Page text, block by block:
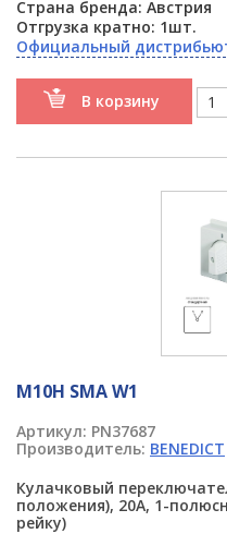
Страна бренда: Австрия
Отгрузка кратно: 1шт.
Официальный
В корзину
M10H SMA W1
Артикул: PN37687
Производитель: BENEDICT
Кулачковый
положения), 20А, 1-
рейку)